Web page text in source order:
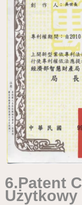
6.Patent C
Użytkowy